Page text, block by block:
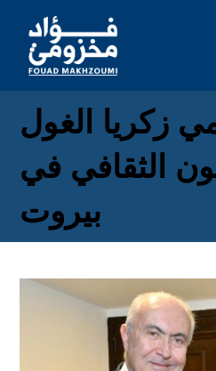
زكريا الغول
الثقافي في
بيروت